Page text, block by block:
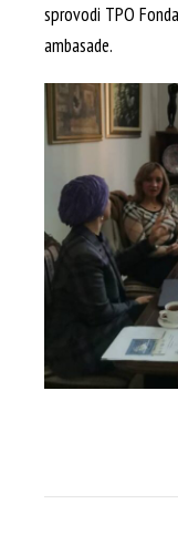
sprovodi TPO
ambasade.